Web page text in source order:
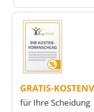
GRATIS-
für Ihre Scheidung